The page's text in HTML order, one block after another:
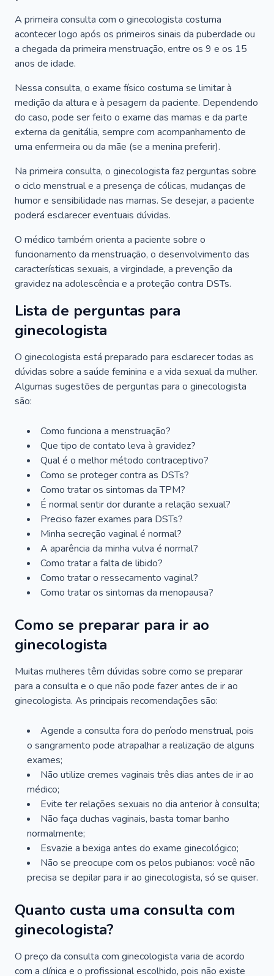
A primeira consulta com o ginecologista costuma
acontecer logo após os primeiros sinais da puberdade ou
a chegada da primeira menstruação, entre os 9 e os 15
anos de idade.
Nessa consulta, o exame físico costuma se limitar à
medição da altura e à pesagem da paciente. Dependendo
do caso, pode ser feito o exame das mamas e da parte
externa da genitália, sempre com acompanhamento de
uma enfermeira ou da mãe (se a menina preferir).
Na primeira consulta, o ginecologista faz perguntas sobre
o ciclo menstrual e a presença de cólicas, mudanças de
humor e sensibilidade nas mamas. Se desejar, a paciente
poderá esclarecer eventuais dúvidas.
O médico também orienta a paciente sobre o
funcionamento da menstruação, o desenvolvimento das
características sexuais, a virgindade, a prevenção da
gravidez na adolescência e a proteção contra DSTs.
Lista de perguntas para
ginecologista
O ginecologista está preparado para esclarecer todas as
dúvidas sobre a saúde feminina e a vida sexual da mulher.
Algumas sugestões de perguntas para o ginecologista
são:
Como funciona a menstruação?
Que tipo de contato leva à gravidez?
Qual é o melhor método contraceptivo?
Como se proteger contra as DSTs?
Como tratar os sintomas da TPM?
É normal sentir dor durante a relação sexual?
Preciso fazer exames para DSTs?
Minha secreção vaginal é normal?
A aparência da minha vulva é normal?
Como tratar a falta de libido?
Como tratar o ressecamento vaginal?
Como tratar os sintomas da menopausa?
Como se preparar para ir ao
ginecologista
Muitas mulheres têm dúvidas sobre como se preparar
para a consulta e o que não pode fazer antes de ir ao
ginecologista. As principais recomendações são:
Agende a consulta fora do período menstrual, pois
o sangramento pode atrapalhar a realização de alguns
exames;
Não utilize cremes vaginais três dias antes de ir ao
médico;
Evite ter relações sexuais no dia anterior à consulta;
Não faça duchas vaginais, basta tomar banho
normalmente;
Esvazie a bexiga antes do exame ginecológico;
Não se preocupe com os pelos pubianos: você não
precisa se depilar para ir ao ginecologista, só se quiser.
Quanto custa uma consulta com
ginecologista?
O preço da consulta com ginecologista varia de acordo
com a clínica e o profissional escolhido, pois não existe